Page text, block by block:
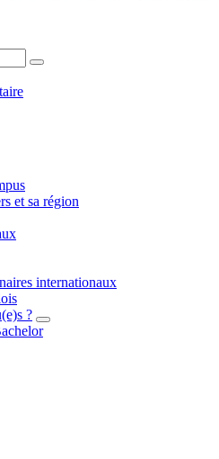
et sa région
internationaux
?